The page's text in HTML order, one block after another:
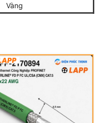
Vàng